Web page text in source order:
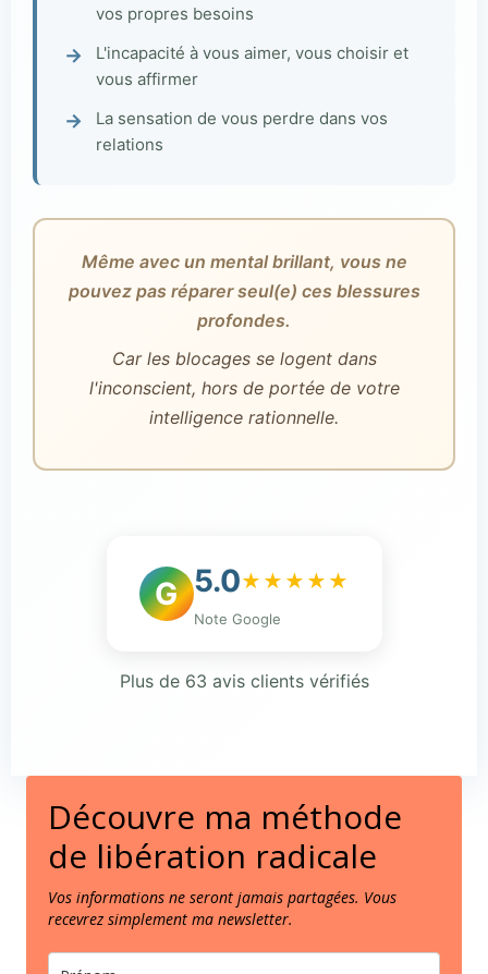
vos propres besoins
L'incapacité à vous aimer, vous choisir et
vous affirmer
La sensation de vous perdre dans vos
relations
Même avec un mental brillant, vous ne
pouvez pas réparer seul(e) ces blessures
profondes.
Car les blocages se logent dans
l'inconscient, hors de portée de votre
intelligence rationnelle.
G 5.0★★★★★
Note Google
Plus de 63 avis clients vérifiés
Découvre ma méthode
de libération radicale
Vos informations ne seront jamais partagées. Vous
recevrez simplement ma newsletter.